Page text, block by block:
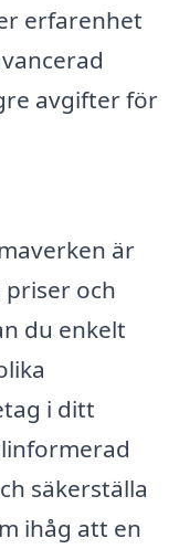
erfarenhet
avgifter för
är
och
du enkelt
i ditt
säkerställa
ihåg att en